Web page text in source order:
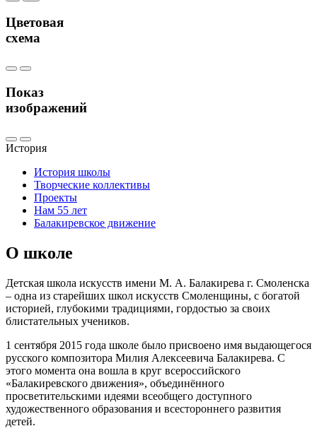
Цветовая
схема
Показ
изображений
История
История школы
Творческие коллективы
Проекты
Нам 55 лет
Балакиревское движение
О школе
Детская школа искусств имени М. А. Балакирева г. Смоленска
– одна из старейших школ искусств Смоленщины, с богатой
историей, глубокими традициями, гордостью за своих
блистательных учеников.
1 сентября 2015 года школе было присвоено имя выдающегося
русского композитора Милия Алексеевича Балакирева. С
этого момента она вошла в круг всероссийского
«Балакиревского движения», объединённого
просветительскими идеями всеобщего доступного
художественного образования и всестороннего развития
детей.